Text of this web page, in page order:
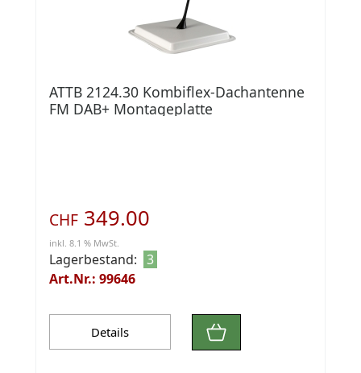
ATTB 2124.30 Kombiflex-Dachantenne
FM DAB+ Montageplatte
CHF 349.00
inkl. 8.1 % MwSt.
Lagerbestand: 3
Art.Nr.: 99646
Details